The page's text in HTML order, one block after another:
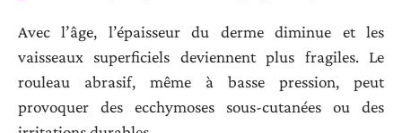
Avec l’âge, l’épaisseur du derme diminue et les
vaisseaux superficiels deviennent plus fragiles. Le
rouleau abrasif, même à basse pression, peut
provoquer des ecchymoses sous-cutanées ou des